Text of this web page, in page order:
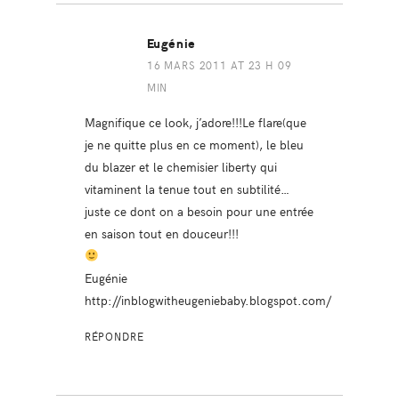
Eugénie
16 MARS 2011 AT 23 H 09
MIN
Magnifique ce look, j’adore!!!Le flare(que
je ne quitte plus en ce moment), le bleu
du blazer et le chemisier liberty qui
vitaminent la tenue tout en subtilité…
juste ce dont on a besoin pour une entrée
en saison tout en douceur!!!
Eugénie
http://inblogwitheugeniebaby.blogspot.com/
RÉPONDRE